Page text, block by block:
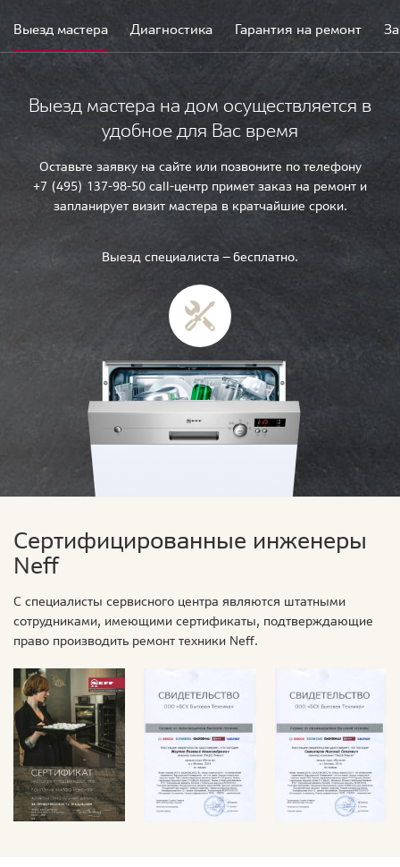
Выезд мастера Диагностика Гарантия на ремонт
Выезд мастера на дом осуществляется в
удобное для Вас время
Оставьте заявку на сайте или позвоните по телефону
+7 (495) 137-98-50 call-центр примет заказ на ремонт и
запланирует визит мастера в кратчайшие сроки.
Выезд специалиста — бесплатно.
Сертифицированные инженеры
Neff
С специалисты сервисного центра являются штатными
сотрудниками, имеющими сертификаты, подтверждающие
право производить ремонт техники Neff.